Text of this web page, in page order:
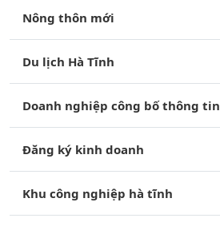
Nông thôn mới
Du lịch Hà Tĩnh
Doanh nghiệp công bố thông tin
Đăng ký kinh doanh
Khu công nghiệp hà tĩnh